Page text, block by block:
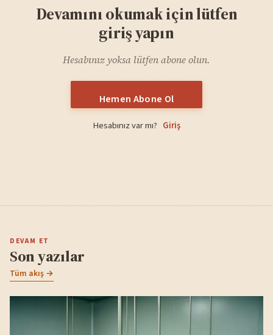
Devamını okumak için lütfen
giriş yapın
Hesabınız yoksa lütfen abone olun.
Hemen Abone Ol
Hesabınız var mı? Giriş
DEVAM ET
Son yazılar
Tüm akış →